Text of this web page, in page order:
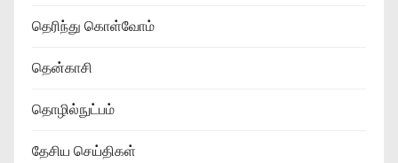
தெரிந்து கொள்வோம்
தென்காசி
தொழில்நுட்பம்
தேசிய செய்திகள்